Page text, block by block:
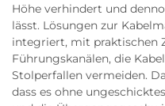
Höhe verhindert und
lässt. Lösungen zur
integriert, mit praktischen
Führungskanälen, die
Stolperfallen vermeiden.
dass es ohne